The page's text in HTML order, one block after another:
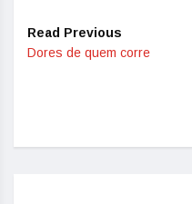
Read Previous
Dores de quem corre